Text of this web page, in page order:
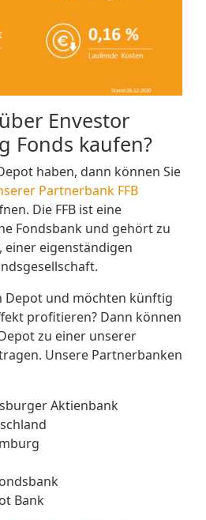
Envestor
Fonds kaufen?
haben, dann können Sie
Partnerbank FFB
Die FFB ist eine
Fondsbank und gehört zu
einer eigenständigen
Depot und möchten künftig
profitieren? Dann können
zu einer unserer
Unsere Partnerbanken
Aktienbank
Bank